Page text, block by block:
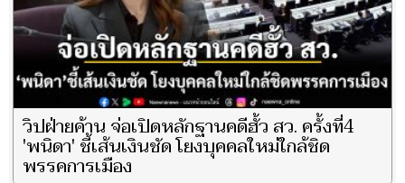
วิปฝ่ายค้าน จ่อเปิดหลักฐานคดีฮั้ว สว. ครั้งที่4
'พนิดา' ชี้เส้นเงินชัด โยงบุคคลใหม่ใกล้ชิด
พรรคการเมือง